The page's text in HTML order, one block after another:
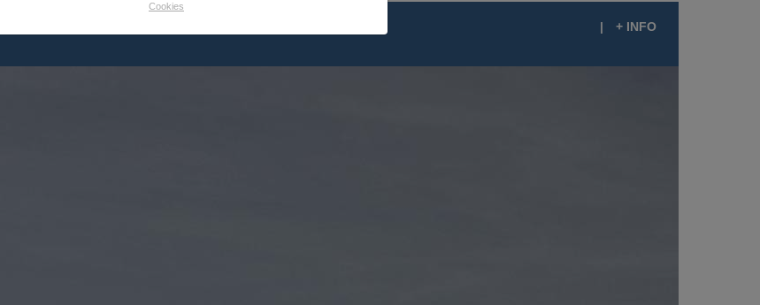
Cookies
DE MADRID - PUERTA DE ATOCHA -
| + INFO